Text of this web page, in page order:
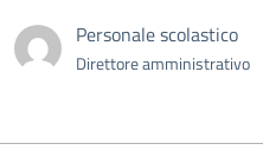
Personale scolastico
Direttore amministrativo